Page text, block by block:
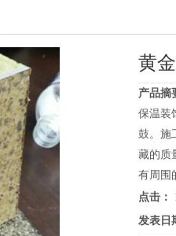
黄
产品摘
保温装
鼓。施
藏的质
有周围
点击：
发表日